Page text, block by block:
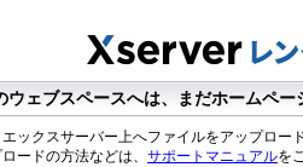
ウェブスペースへは、まだホームペ
ックスサーバー上へファイルをアップロー
ードの方法などは、 サポートマニュアルを